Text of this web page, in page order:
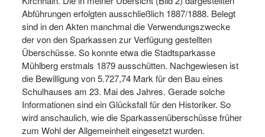
Abführungen erfolgten ausschließlich 1887/1888. Belegt
sind in den Akten manchmal die Verwendungszwecke
der von den Sparkassen zur Verfügung gestellten
Überschüsse. So konnte etwa die Stadtsparkasse
Mühlberg erstmals 1879 ausschütten. Nachgewiesen ist
die Bewilligung von 5.727,74 Mark für den Bau eines
Schulhauses am 23. Mai des Jahres. Gerade solche
Informationen sind ein Glücksfall für den Historiker. So
wird anschaulich, wie die Sparkassenüberschüsse früher
zum Wohl der Allgemeinheit eingesetzt wurden.